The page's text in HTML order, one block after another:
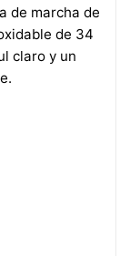
de marcha de
de 34
claro y un